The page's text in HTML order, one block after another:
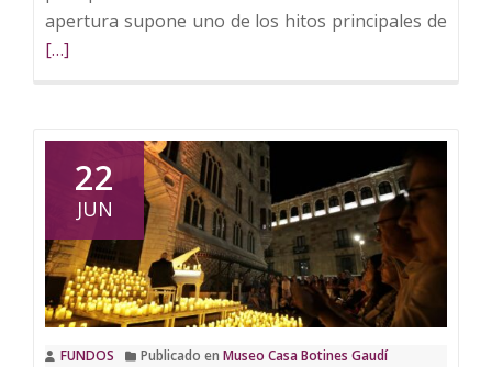
apertura supone uno de los hitos principales de
[…]
22
JUN
FUNDOS Publicado en Museo Casa Botines Gaudí